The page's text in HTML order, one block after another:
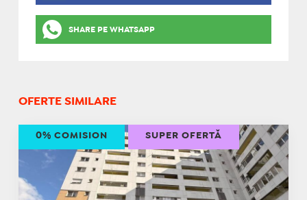
SHARE PE WHATSAPP
OFERTE SIMILARE
0% COMISION SUPER OFERTĂ